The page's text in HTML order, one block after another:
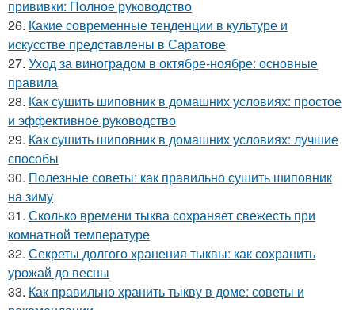
прививки: Полное руководство
26. Какие современные тенденции в культуре и
искусстве представлены в Саратове
27. Уход за виноградом в октябре-ноябре: основные
правила
28. Как сушить шиповник в домашних условиях: простое
и эффективное руководство
29. Как сушить шиповник в домашних условиях: лучшие
способы
30. Полезные советы: как правильно сушить шиповник
на зиму
31. Сколько времени тыква сохраняет свежесть при
комнатной температуре
32. Секреты долгого хранения тыквы: как сохранить
урожай до весны
33. Как правильно хранить тыкву в доме: советы и